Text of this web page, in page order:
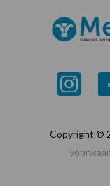
Copyright ©